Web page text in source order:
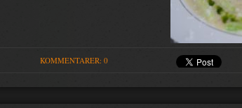
KOMMENTARER: 0